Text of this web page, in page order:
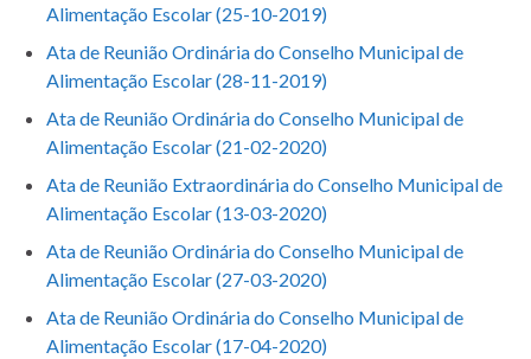
Alimentação Escolar (25-10-2019)
Ata de Reunião Ordinária do Conselho Municipal de
Alimentação Escolar (28-11-2019)
Ata de Reunião Ordinária do Conselho Municipal de
Alimentação Escolar (21-02-2020)
Ata de Reunião Extraordinária do Conselho Municipal de
Alimentação Escolar (13-03-2020)
Ata de Reunião Ordinária do Conselho Municipal de
Alimentação Escolar (27-03-2020)
Ata de Reunião Ordinária do Conselho Municipal de
Alimentação Escolar (17-04-2020)